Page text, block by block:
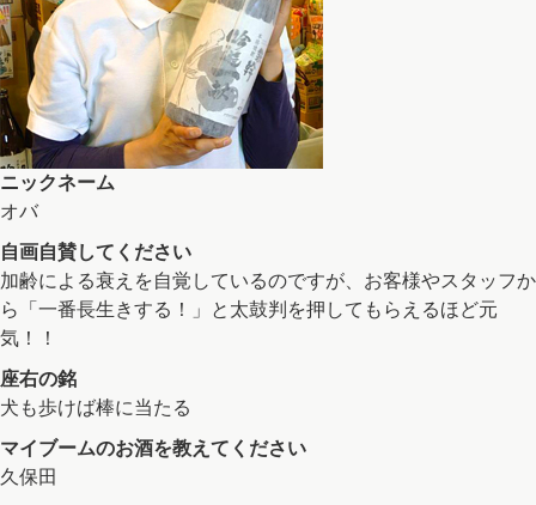
ニックネーム
オバ
自画自賛してください
加齢による衰えを自覚しているのですが、お客様やスタッフか
ら「一番長生きする！」と太鼓判を押してもらえるほど元
気！！
座右の銘
犬も歩けば棒に当たる
マイブームのお酒を教えてください
久保田